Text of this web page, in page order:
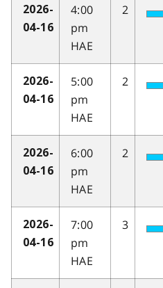
2026-
04-16
4:00
pm
HAE
2
2026-
04-16
5:00
pm
HAE
2
2026-
04-16
6:00
pm
HAE
2
2026-
04-16
7:00
pm
HAE
3